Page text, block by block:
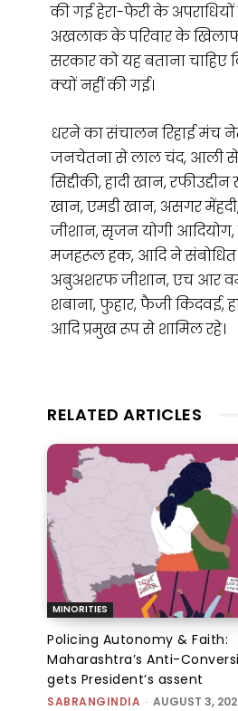
की गई हेरा-फेरी के
अखलाक के परिवार के
सरकार को यह बताना
क्यों नहीं की गई।
धरने का संचालन रिहाई मंच
जनचेतना से लाल चंद, आली से
सिद्दीकी, हादी खान,
खान, एमडी खान, असगर
जीशान, सृजन योगी आदियोग,
मजहरूल हक, आदि ने संबोधित
अबुअशरफ जीशान, एच आर
शबाना, फुहार, फैजी किदवई,
आदि प्रमुख रूप से शामिल रहे।
RELATED ARTICLES
MINORITIES
Policing Autonomy & Faith:
Maharashtra’s Anti-
gets President’s assent
SABRANGINDIA - AUGUST 3,